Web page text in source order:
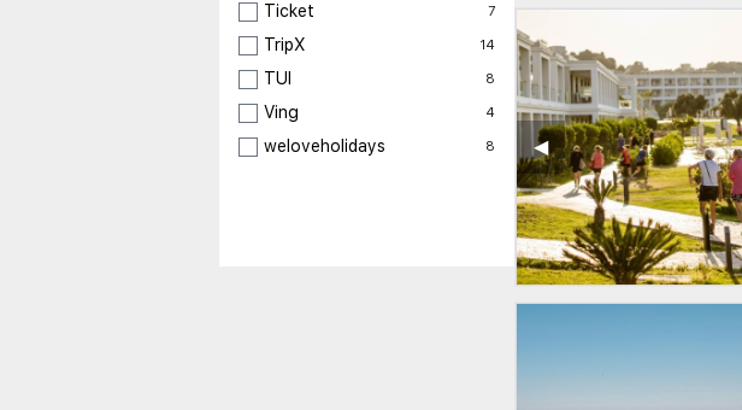
Ticket 7
TripX 14
TUI 8
Ving 4
weloveholidays 8 ◀︎